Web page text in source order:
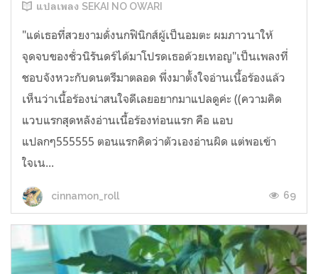
แปลเพลง SEKAI NO OWARI
"แด่เธอที่สวยงามดั่งนกฟินิกส์ผู้เป็นอมตะ ผมภาวนาให้
จุดจบของชั่วนิรันดร์ได้มาโปรดเธอด้วยเทอญ"เป็นเพลงที่
ชอบจังหวะกับดนตรีมาตลอด พึ่งมาตั้งใจอ่านเนื้อร้องแล้ว
เห็นว่าเนื้อร้องน่าสนใจดีเลยอยากมาแปลดูค่ะ ((ความคิด
แวบแรกสุดหลังอ่านเนื้อร้องท่อนแรก คือ แอบ
แปลกๆ555555 ตอนแรกคิดว่าตัวเองอ่านผิด แต่พอเข้า
ใจเน...
cinnamon_roll 69